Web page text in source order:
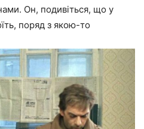
Он, подивіться, що у
поряд з якою-то